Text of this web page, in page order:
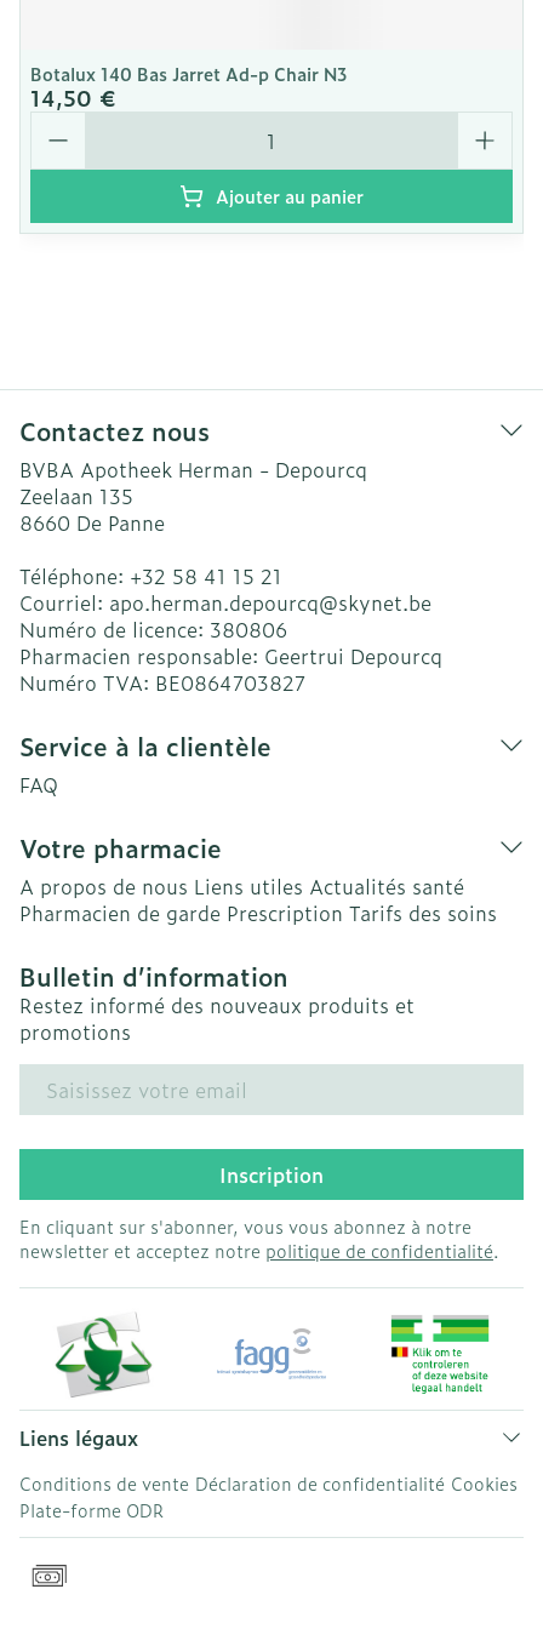
Botalux 140 Bas Jarret Ad-p Chair N3
14,50 €
Quantité
Ajouter au panier
Contactez nous
BVBA Apotheek Herman - Depourcq
Zeelaan 135
8660 De Panne
Téléphone: +32 58 41 15 21
Courriel: apo.herman.depourcq@skynet.be
Numéro de licence: 380806
Pharmacien responsable: Geertrui Depourcq
Numéro TVA: BE0864703827
Service à la clientèle
FAQ
Votre pharmacie
A propos de nous Liens utiles Actualités santé
Pharmacien de garde Prescription Tarifs des soins
Bulletin d’information
Restez informé des nouveaux produits et
promotions
Adresse mail
Inscription
En cliquant sur s'abonner, vous vous abonnez à notre
newsletter et acceptez notre politique de confidentialité.
Liens légaux
Conditions de vente Déclaration de confidentialité Cookies
Plate-forme ODR